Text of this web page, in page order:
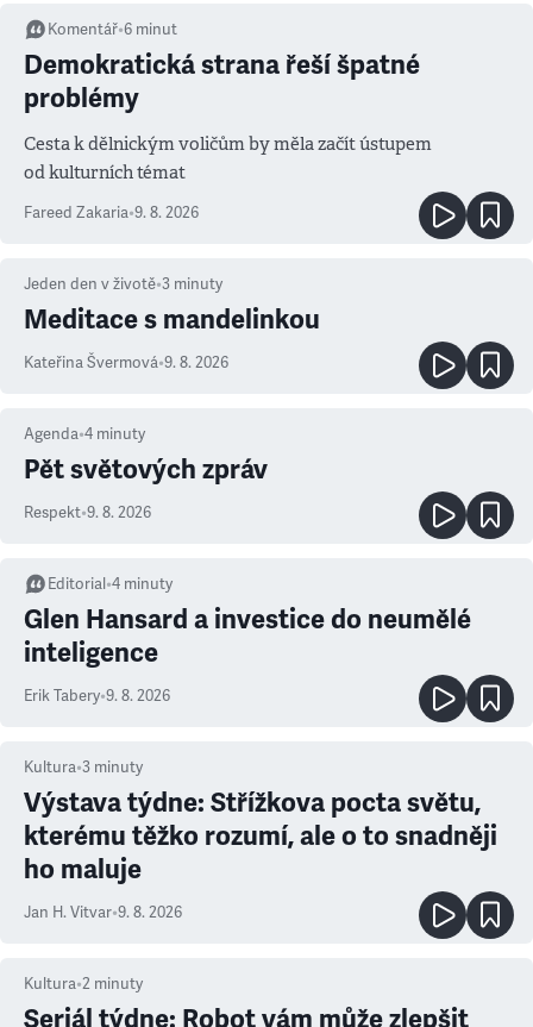
Komentář•6 minut
Demokratická strana řeší špatné
problémy
Cesta k dělnickým voličům by měla začít ústupem
od kulturních témat
Fareed Zakaria•9. 8. 2026
Jeden den v životě•3 minuty
Meditace s mandelinkou
Kateřina Švermová•9. 8. 2026
Agenda•4 minuty
Pět světových zpráv
Respekt•9. 8. 2026
Editorial •4 minuty
Glen Hansard a investice do neumělé
inteligence
Erik Tabery•9. 8. 2026
Kultura•3 minuty
Výstava týdne: Střížkova pocta světu,
kterému těžko rozumí, ale o to snadněji
ho maluje
Jan H. Vitvar•9. 8. 2026
Kultura•2 minuty
Seriál týdne: Robot vám může zlepšit